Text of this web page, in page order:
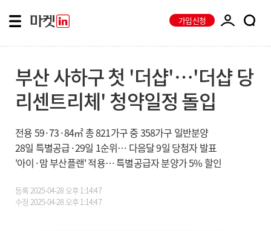
가입신청
부산 사하구 첫 '더샵'…'더샵 당
리센트리체' 청약일정 돌입
전용 59·73·84㎡ 총 821가구 중 358가구 일반분양
28일 특별공급·29일 1순위… 다음달 9일 당첨자 발표
'아이·맘 부산플랜' 적용… 특별공급자 분양가 5% 할인
등록2025-04-28 오후 1:14:47
수정 2025-04-28 오후 1:14:47